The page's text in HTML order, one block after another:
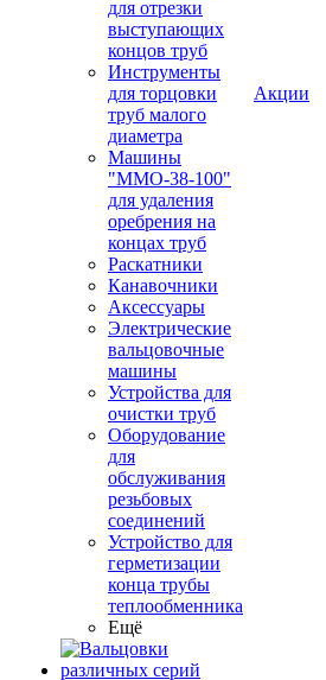
для отрезки
выступающих
концов труб
Инструменты
для торцовки
труб малого
диаметра
Машины
"ММО-38-100"
для удаления
оребрения на
концах труб
Раскатники
Канавочники
Аксессуары
Электрические
вальцовочные
машины
Устройства для
очистки труб
Оборудование
для
обслуживания
резьбовых
соединений
Устройство для
герметизации
конца трубы
теплообменника
Ещё
Акции